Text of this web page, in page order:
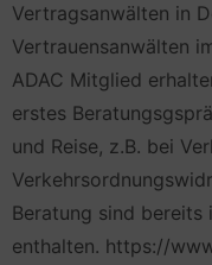
Vertragsanwälten in
Vertrauensanwälten
ADAC Mitglied
erstes
und Reise, z.B. bei
Beratung sind bereits
enthalten. https://